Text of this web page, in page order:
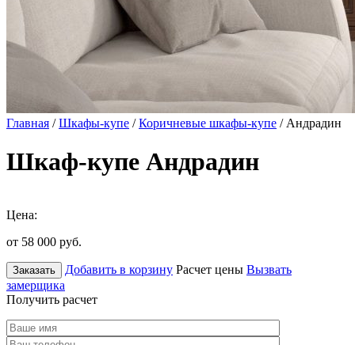
Главная /Шкафы-купе /Коричневые шкафы-купе / Андрадин
Шкаф-купе Андрадин
Цена:
от 58 000 руб.
Заказать Добавить в корзину Расчет цены Вызвать
замерщика
Получить расчет